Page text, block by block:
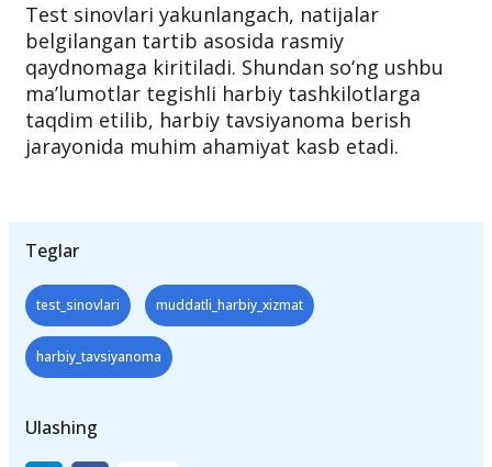
Test sinovlari yakunlangach, natijalar
belgilangan tartib asosida rasmiy
qaydnomaga kiritiladi. Shundan so‘ng ushbu
ma’lumotlar tegishli harbiy tashkilotlarga
taqdim etilib, harbiy tavsiyanoma berish
jarayonida muhim ahamiyat kasb etadi.
Teglar
test_sinovlari muddatli_harbiy_xizmat
harbiy_tavsiyanoma
Ulashing